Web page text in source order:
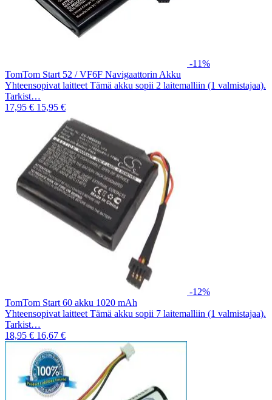
-11%
TomTom Start 52 / VF6F Navigaattorin Akku
Yhteensopivat laitteet Tämä akku sopii 2 laitemalliin (1 valmistajaa).
Tarkist…
17,95 € 15,95 €
-12%
TomTom Start 60 akku 1020 mAh
Yhteensopivat laitteet Tämä akku sopii 7 laitemalliin (1 valmistajaa).
Tarkist…
18,95 € 16,67 €